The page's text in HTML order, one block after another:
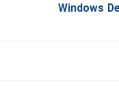
Windows